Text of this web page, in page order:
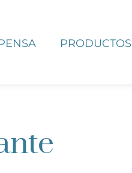
PRODUCTOS